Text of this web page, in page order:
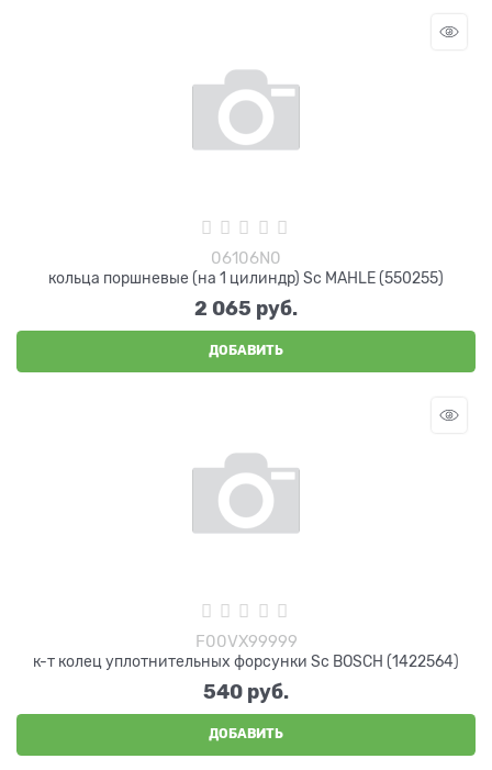
06106N0
кольца поршневые (на 1 цилиндр) Sc MAHLE (550255)
2 065 руб.
ДОБАВИТЬ
F00VX99999
к-т колец уплотнительных форсунки Sc BOSCH (1422564)
540 руб.
ДОБАВИТЬ